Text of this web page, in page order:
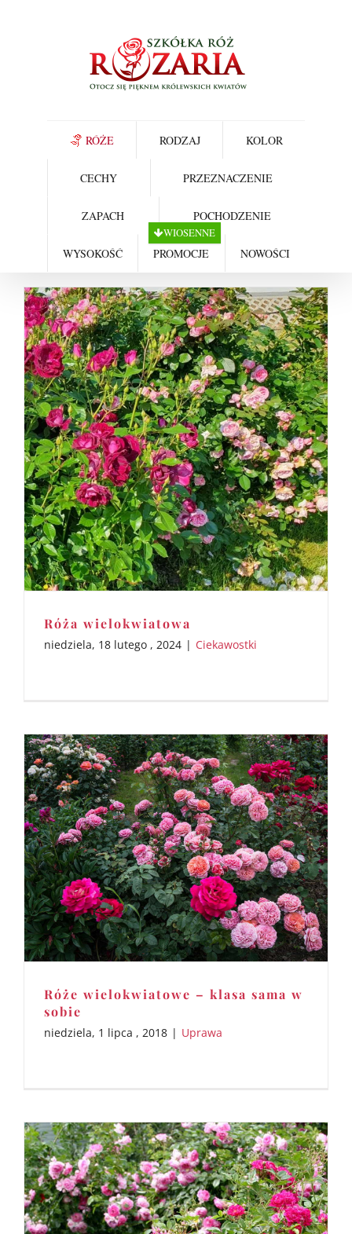
RÓŻE RODZAJ KOLOR
CECHY PRZEZNACZENIE
ZAPACH POCHODZENIE
WYSOKOŚĆ PROMOCJE
WIOSENNE
NOWOŚCI
Róża wielokwiatowa
niedziela, 18 lutego , 2024 | Ciekawostki
Róże wielokwiatowe – klasa sama w
sobie
Róże wielokwiatowe – klasa sama w
sobie
niedziela, 1 lipca , 2018 | Uprawa